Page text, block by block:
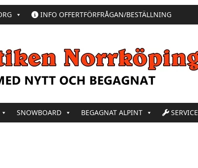
INFO OFFERTFÖRFRÅGAN/BESTÄLLNING
SNOWBOARD BEGAGNAT ALPINT SERVICE